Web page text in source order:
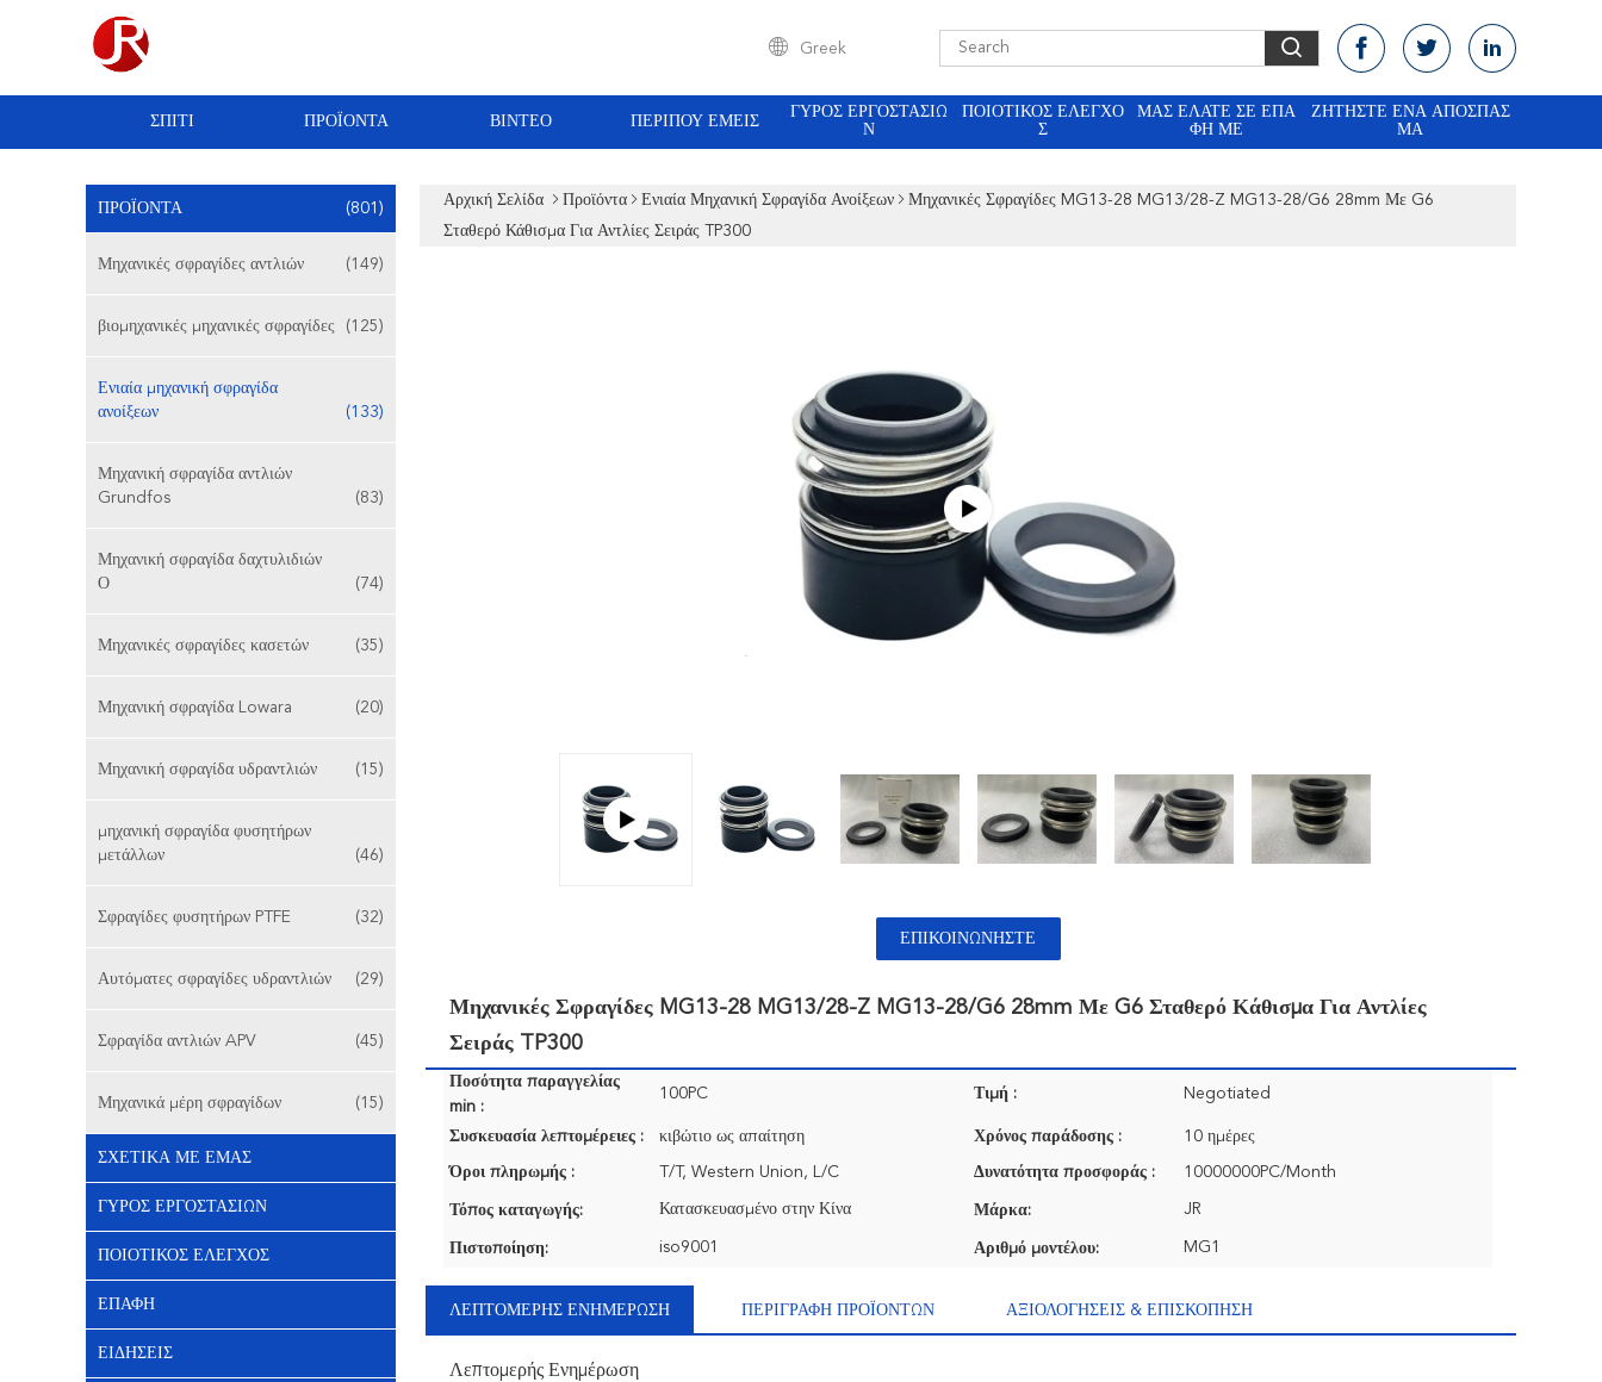
Greek
ΣΠΊΤΙ ΠΡΟΪΌΝΤΑ ΒΊΝΤΕΟ ΠΕΡΊΠΟΥ ΕΜΕΊΣ
ΓΎΡΟΣ ΕΡΓΟΣΤΑΣΊΩ
Ν
ΠΟΙΟΤΙΚΌΣ ΈΛΕΓΧΟ
Σ
ΜΑΣ ΕΛΆΤΕ ΣΕ ΕΠΑ
ΦΉ ΜΕ
ΖΗΤΉΣΤΕ ΈΝΑ ΑΠΌΣΠΑΣ
ΜΑ
ΠΡΟΪΌΝΤΑ (801)
Μηχανικές σφραγίδες αντλιών (149)
βιομηχανικές μηχανικές σφραγίδες (125)
Ενιαία μηχανική σφραγίδα
ανοίξεων
(133)
Μηχανική σφραγίδα αντλιών
Grundfos
(83)
Μηχανική σφραγίδα δαχτυλιδιών
Ο
(74)
Μηχανικές σφραγίδες κασετών (35)
Μηχανική σφραγίδα Lowara (20)
Μηχανική σφραγίδα υδραντλιών (15)
μηχανική σφραγίδα φυσητήρων
μετάλλων
(46)
Σφραγίδες φυσητήρων PTFE (32)
Αυτόματες σφραγίδες υδραντλιών (29)
Σφραγίδα αντλιών APV (45)
Μηχανικά μέρη σφραγίδων (15)
ΣΧΕΤΙΚΆ ΜΕ ΕΜΆΣ
ΓΎΡΟΣ ΕΡΓΟΣΤΑΣΊΩΝ
ΠΟΙΟΤΙΚΌΣ ΈΛΕΓΧΟΣ
ΕΠΑΦΉ
ΕΙΔΉΣΕΙΣ
Αρχική Σελίδα Προϊόντα Ενιαία Μηχανική Σφραγίδα Ανοίξεων
Μηχανικές Σφραγίδες MG13-28 MG13/28-Z MG13-28/G6 28mm Με G6
Σταθερό Κάθισμα Για Αντλίες Σειράς TP300
ΕΠΙΚΟΙΝΩΝΉΣΤΕ
Μηχανικές Σφραγίδες MG13-28 MG13/28-Z MG13-28/G6 28mm Με G6 Σταθερό Κάθισμα Για Αντλίες
Σειράς TP300
Ποσότητα παραγγελίας
min :
100PC Τιμή : Negotiated
Συσκευασία λεπτομέρειες : κιβώτιο ως απαίτηση Χρόνος παράδοσης : 10 ημέρες
Όροι πληρωμής : T/T, Western Union, L/C Δυνατότητα προσφοράς : 10000000PC/Month
Τόπος καταγωγής: Κατασκευασμένο στην Κίνα Μάρκα: JR
Πιστοποίηση: iso9001 Αριθμό μοντέλου: MG1
ΛΕΠΤΟΜΕΡΉΣ ΕΝΗΜΈΡΩΣΗ ΠΕΡΙΓΡΑΦΉ ΠΡΟΪΌΝΤΩΝ ΑΞΙΟΛΟΓΉΣΕΙΣ & ΕΠΙΣΚΌΠΗΣΗ
Λεπτομερής Ενημέρωση